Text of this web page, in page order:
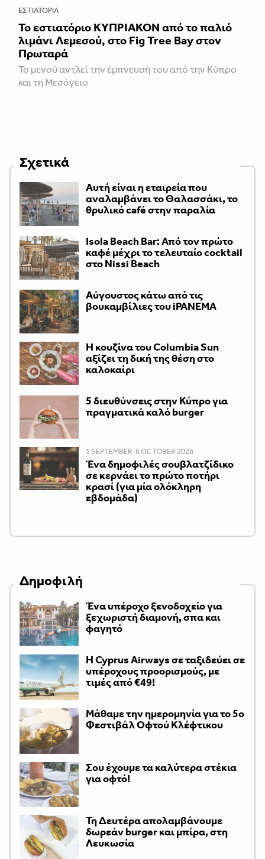
ΕΣΤΙΑΤΌΡΙΑ
Το εστιατόριο ΚΥΠΡΙΑΚΟΝ από το παλιό
λιμάνι Λεμεσού, στο Fig Tree Bay στον
Πρωταρά
Το μενού αντλεί την έμπνευσή του από την Κύπρο
και τη Μεσόγειο
Σχετικά
Αυτή είναι η εταιρεία που
αναλαμβάνει το Θαλασσάκι, το
θρυλικό café στην παραλία
Isola Beach Bar: Από τον πρώτο
καφέ μέχρι το τελευταίο cocktail
στο Nissi Beach
Αύγουστος κάτω από τις
βουκαμβίλιες του iPANEMA
Η κουζίνα του Columbia Sun
αξίζει τη δική της θέση στο
καλοκαίρι
5 διευθύνσεις στην Κύπρο για
πραγματικά καλό burger
1 SEPTEMBER-6 OCTOBER 2026
Ένα δημοφιλές σουβλατζίδικο
σε κερνάει το πρώτο ποτήρι
κρασί (για μία ολόκληρη
εβδομάδα)
Δημοφιλή
Ένα υπέροχο ξενοδοχείο για
ξεχωριστή διαμονή, σπα και
φαγητό
H Cyprus Airways σε ταξιδεύει σε
υπέροχους προορισμούς, με
τιμές από €49!
Μάθαμε την ημερομηνία για το 5ο
Φεστιβάλ Οφτού Κλέφτικου
Σου έχουμε τα καλύτερα στέκια
για οφτό!
Τη Δευτέρα απολαμβάνουμε
δωρεάν burger και μπίρα, στη
Λευκωσία